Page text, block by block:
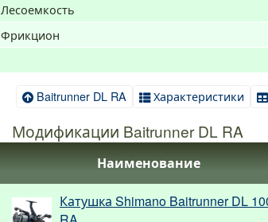
Лесоемкость
Фрикцион
Baitrunner DL RA Характеристики
Модификации Baitrunner DL RA
Наименование
Катушка Shimano Baitrunner DL